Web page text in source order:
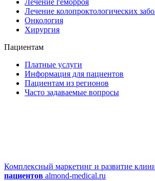
Лечение геморроя
Лечение колопроктологических
Онкология
Хирургия
Пациентам
Платные услуги
Информация для пациентов
Пациентам из регионов
Часто задаваемые вопросы
Комплексный маркетинг и развитие
пациентов almond-medical.ru